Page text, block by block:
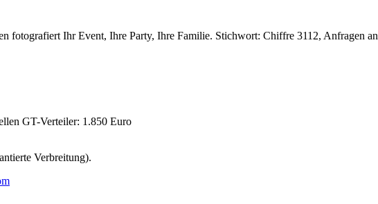
fotografiert Ihr Event, Ihre Party, Ihre Familie. Stichwort: Chiffre 3112, Anfragen an
GT-Verteiler: 1.850 Euro
Verbreitung).